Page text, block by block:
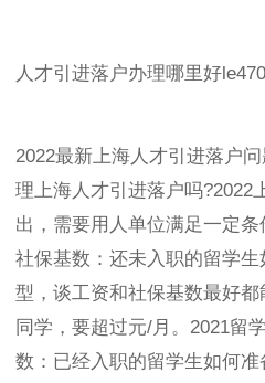
人才引进落户办理哪里好
2022最新上海人才引进落户
理上海人才引进落户吗?2022
出，需要用人单位满足一定
社保基数：还未入职的留学
型，谈工资和社保基数最好
同学，要超过元/月。2021留
数：已经入职的留学生如何